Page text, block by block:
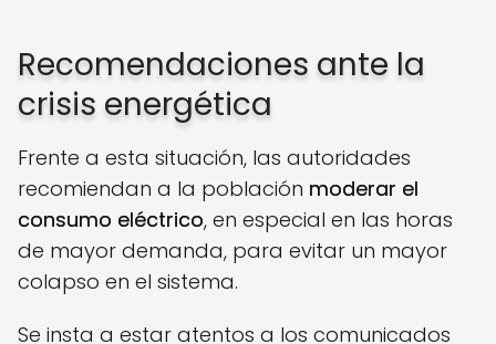
Recomendaciones ante la
crisis energética
Frente a esta situación, las autoridades
recomiendan a la población moderar el
consumo eléctrico, en especial en las horas
de mayor demanda, para evitar un mayor
colapso en el sistema.
Se insta a estar atentos a los comunicados